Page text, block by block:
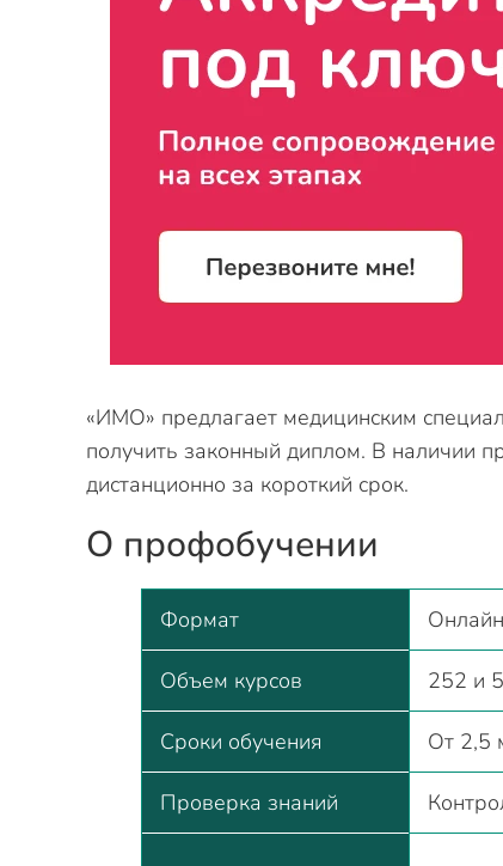
«ИМО» предлагает медицинским
получить законный диплом. В наличии
дистанционно за короткий срок.
О профобучении
Формат
Объем курсов 252 и
Сроки обучения От 2,5
Проверка знаний